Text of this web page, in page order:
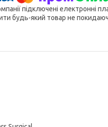
підключені електронні
будь-який товар не